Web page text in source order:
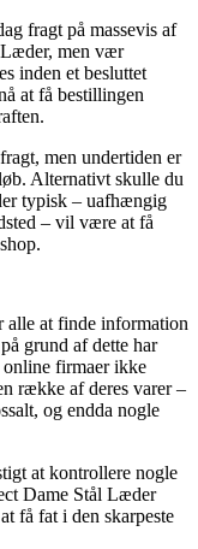
fragt på massevis af
men vær
inden et besluttet
at få bestillingen
men undertiden er
Alternativt skulle du
typisk – uafhængig
– vil være at få
alle at finde information
grund af dette har
online firmaer ikke
række af deres varer –
og endda nogle
at kontrollere nogle
Dame Stål Læder
få fat i den skarpeste